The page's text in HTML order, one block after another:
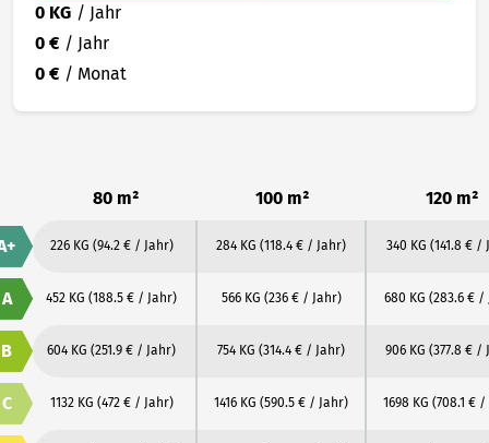
0 KG / Jahr
0 € / Jahr
0 € / Monat
80 m² 100 m² 120 m²
226 KG (94.2 € / Jahr) 284 KG (118.4 € / Jahr) 340 KG (141.8 € /
A 452 KG (188.5 € / Jahr) 566 KG (236 € / Jahr) 680 KG (283.6 € /
B 604 KG (251.9 € / Jahr) 754 KG (314.4 € / Jahr) 906 KG (377.8 € /
C 1132 KG (472 € / Jahr) 1416 KG (590.5 € / Jahr) 1698 KG (708.1 € /